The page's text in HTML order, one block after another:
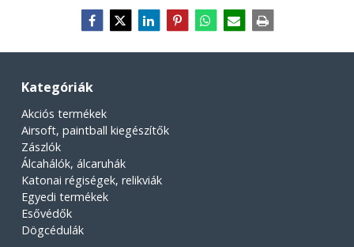
Kategóriák
Akciós termékek
Airsoft, paintball kiegészítők
Zászlók
Álcahálók, álcaruhák
Katonai régiségek, relikviák
Egyedi termékek
Esővédők
Dögcédulák